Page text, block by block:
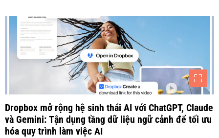
Dropbox mở rộng hệ sinh thái AI với ChatGPT, Claude
và Gemini: Tận dụng tầng dữ liệu ngữ cảnh để tối ưu
hóa quy trình làm việc AI